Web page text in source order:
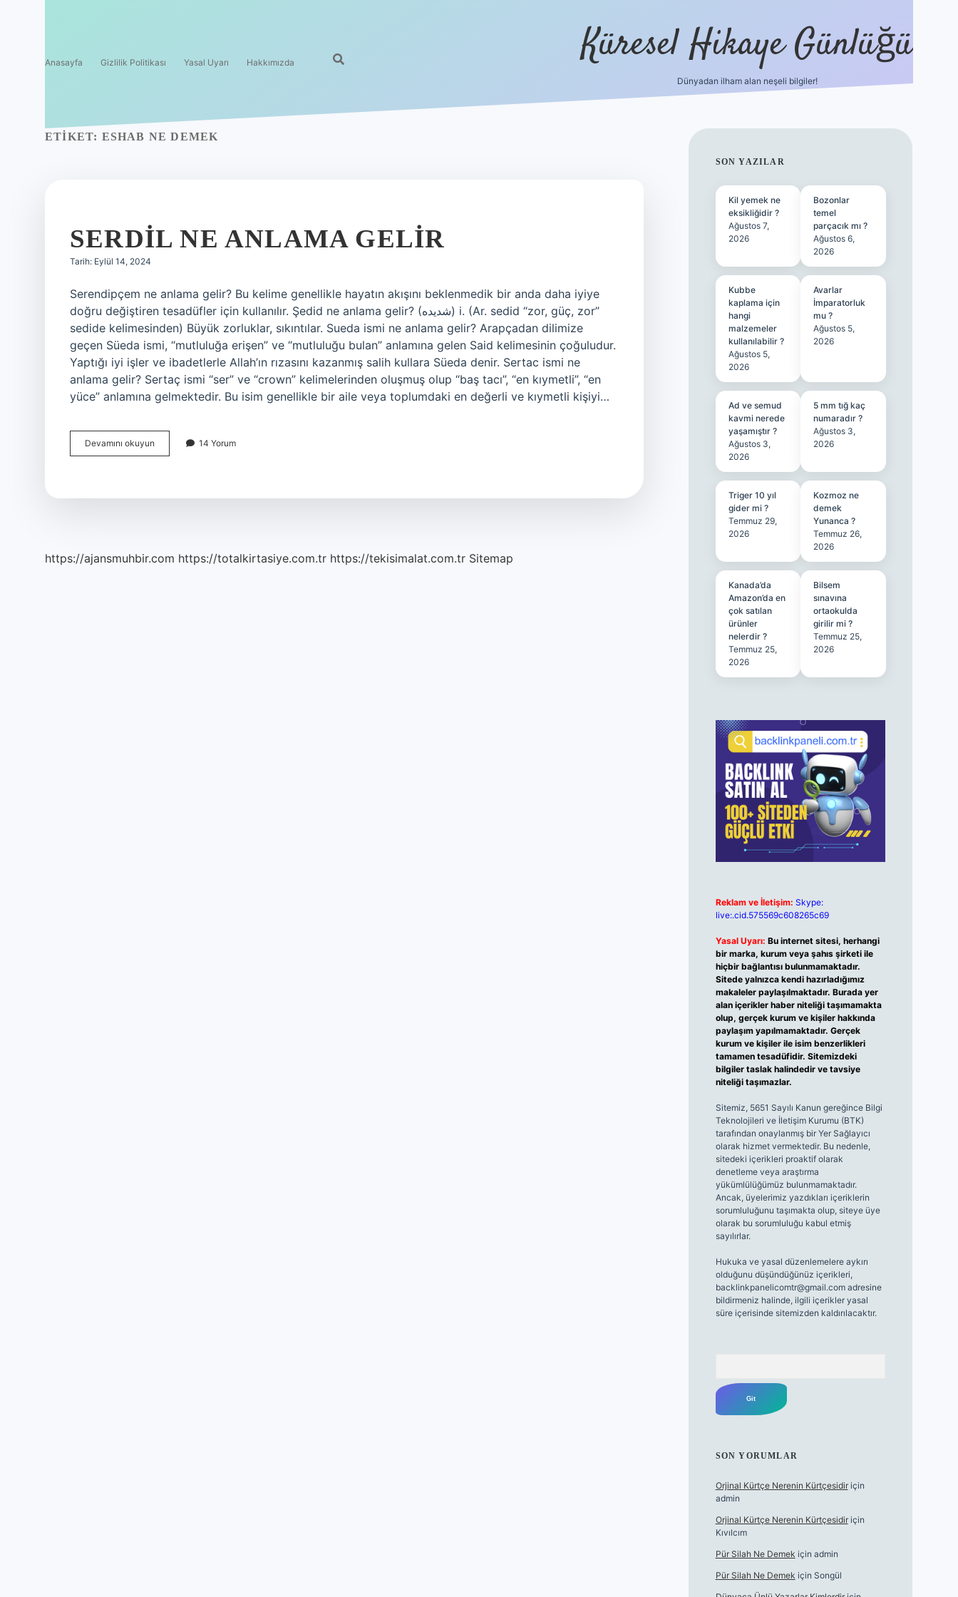
Anasayfa Gizlilik Politikası Yasal Uyarı Hakkımızda Küresel Hikaye Günlüğü
Dünyadan ilham alan neşeli bilgiler!
ETIKET: ESHAB NE DEMEK
SERDIL NE ANLAMA GELIR
Tarih: Eylül 14, 2024
Serendipçem ne anlama gelir? Bu kelime genellikle hayatın akışını beklenmedik bir anda daha iyiye
doğru değiştiren tesadüfler için kullanılır. Şedid ne anlama gelir? (ﺷﺪﻳﺪﻩ) i. (Ar. sedіd “zor, güç, zor”
sedіde kelimesinden) Büyük zorluklar, sıkıntılar. Sueda ismi ne anlama gelir? Arapçadan dilimize
geçen Süeda ismi, “mutluluğa erişen” ve “mutluluğu bulan” anlamına gelen Said kelimesinin çoğuludur.
Yaptığı iyi işler ve ibadetlerle Allah’ın rızasını kazanmış salih kullara Süeda denir. Sertac ismi ne
anlama gelir? Sertaç ismi “ser” ve “crown” kelimelerinden oluşmuş olup “baş tacı”, “en kıymetli”, “en
yüce” anlamına gelmektedir. Bu isim genellikle bir aile veya toplumdaki en değerli ve kıymetli kişiyi…
Devamını okuyun
Ne
14 Yorum
https://ajansmuhbir.com https://totalkirtasiye.com.tr https://tekisimalat.com.tr Sitemap
SIDEBAR
SON YAZILAR
Kil yemek ne
eksikliğidir ?
Ağustos 7,
2026
Bozonlar
temel
parçacık mı ?
Ağustos 6,
2026
Kubbe
kaplama için
hangi
malzemeler
kullanılabilir ?
Ağustos 5,
2026
Avarlar
İmparatorluk
mu ?
Ağustos 5,
2026
Ad ve semud
kavmi nerede
yaşamıştır ?
Ağustos 3,
2026
5 mm tığ kaç
numaradır ?
Ağustos 3,
2026
Triger 10 yıl
gider mi ?
Temmuz 29,
2026
Kozmoz ne
demek
Yunanca ?
Temmuz 26,
2026
Kanada’da
Amazon’da en
çok satılan
ürünler
nelerdir ?
Temmuz 25,
2026
Bilsem
sınavına
ortaokulda
girilir mi ?
Temmuz 25,
2026
Reklam ve İletişim: Skype:
live:.cid.575569c608265c69
Yasal Uyarı: Bu internet sitesi, herhangi
bir marka, kurum veya şahıs şirketi ile
hiçbir bağlantısı bulunmamaktadır.
Sitede yalnızca kendi hazırladığımız
makaleler paylaşılmaktadır. Burada yer
alan içerikler haber niteliği taşımamakta
olup, gerçek kurum ve kişiler hakkında
paylaşım yapılmamaktadır. Gerçek
kurum ve kişiler ile isim benzerlikleri
tamamen tesadüfidir. Sitemizdeki
bilgiler taslak halindedir ve tavsiye
niteliği taşımazlar.
Sitemiz, 5651 Sayılı Kanun gereğince Bilgi
Teknolojileri ve İletişim Kurumu (BTK)
tarafından onaylanmış bir Yer Sağlayıcı
olarak hizmet vermektedir. Bu nedenle,
sitedeki içerikleri proaktif olarak
denetleme veya araştırma
yükümlülüğümüz bulunmamaktadır.
Ancak, üyelerimiz yazdıkları içeriklerin
sorumluluğunu taşımakta olup, siteye üye
olarak bu sorumluluğu kabul etmiş
sayılırlar.
Hukuka ve yasal düzenlemelere aykırı
olduğunu düşündüğünüz içerikleri,
backlinkpanelicomtr@gmail.comadresine
bildirmeniz halinde, ilgili içerikler yasal
süre içerisinde sitemizden kaldırılacaktır.
SON YORUMLAR
Orjinal Kürtçe Nerenin Kürtçesidiriçin
admin
Orjinal Kürtçe Nerenin Kürtçesidiriçin
Kıvılcım
Pür Silah Ne Demek için admin
Pür Silah Ne Demek için Songül
betexper